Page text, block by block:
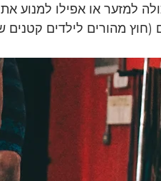
למזער או אפילו למנוע
(חוץ מהורים לילדים קטנים